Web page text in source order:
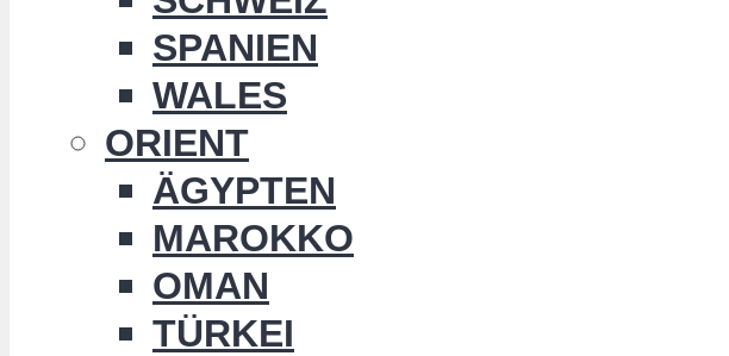
SPANIEN
WALES
ORIENT
ÄGYPTEN
MAROKKO
OMAN
TÜRKEI